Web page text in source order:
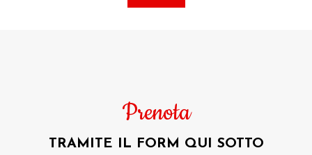
Prenota
TRAMITE IL FORM QUI SOTTO